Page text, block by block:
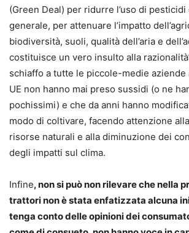
(Green Deal) per ridurre l’uso di pesticidi
generale, per attenuare l’impatto
biodiversità, suoli, qualità dell’aria e
costituisce un vero insulto alla
schiaffo a tutte le piccole-medie aziende
UE non hanno mai preso sussidi (o ne
pochissimi) e che da anni hanno
modo di coltivare, facendo attenzione
risorse naturali e alla diminuzione dei
degli impatti sul clima.
Infine, non si può non rilevare che nella
trattori non è stata enfatizzata alcuna
tenga conto delle opinioni dei